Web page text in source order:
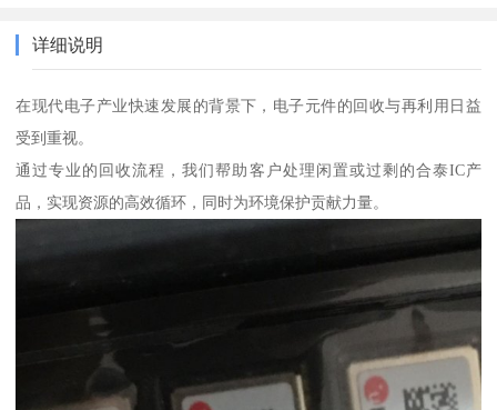
详细说明
在现代电子产业快速发展的背景下，电子元件的回收与再利用日益
受到重视。
通过专业的回收流程，我们帮助客户处理闲置或过剩的合泰IC产
品，实现资源的高效循环，同时为环境保护贡献力量。